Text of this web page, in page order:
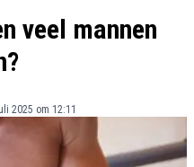
veel mannen
2025 om 12:11